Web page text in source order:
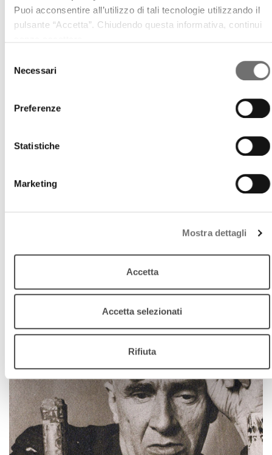
Puoi acconsentire all’utilizzo di tali tecnologie utilizzando il
pulsante “Accetta”. Chiudendo questa informativa, continui
delNecessari
Preferenze
Statistiche
Marketing
Mostra dettagli
Accetta
Accetta selezionati
Rifiuta
Paesaggio dell'anima
Un viaggio in regione attraverso la musica
Podcast